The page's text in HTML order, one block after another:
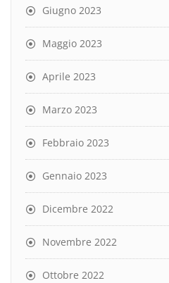
Giugno 2023
Maggio 2023
Aprile 2023
Marzo 2023
Febbraio 2023
Gennaio 2023
Dicembre 2022
Novembre 2022
Ottobre 2022